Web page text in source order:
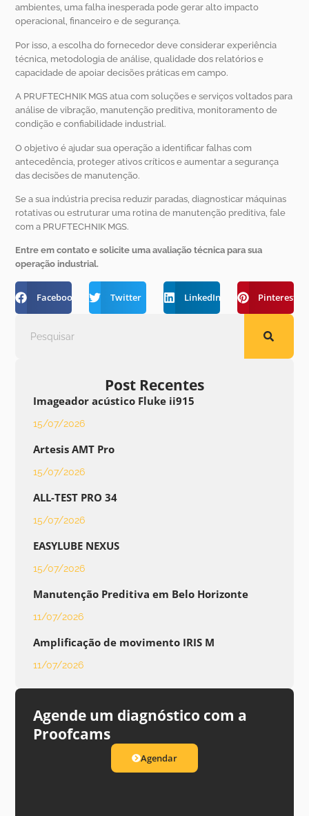
ambientes, uma falha inesperada pode gerar alto impacto
operacional, financeiro e de segurança.
Por isso, a escolha do fornecedor deve considerar experiência
técnica, metodologia de análise, qualidade dos relatórios e
capacidade de apoiar decisões práticas em campo.
A PRUFTECHNIK MGS atua com soluções e serviços voltados para
análise de vibração, manutenção preditiva, monitoramento de
condição e confiabilidade industrial.
O objetivo é ajudar sua operação a identificar falhas com
antecedência, proteger ativos críticos e aumentar a segurança
das decisões de manutenção.
Se a sua indústria precisa reduzir paradas, diagnosticar máquinas
rotativas ou estruturar uma rotina de manutenção preditiva, fale
com a PRUFTECHNIK MGS.
Entre em contato e solicite uma avaliação técnica para sua
operação industrial.
Facebook Twitter LinkedIn Pinterest
Post Recentes
Imageador acústico Fluke ii915
15/07/2026
Artesis AMT Pro
15/07/2026
ALL-TEST PRO 34
15/07/2026
EASYLUBE NEXUS
15/07/2026
Manutenção Preditiva em Belo Horizonte
11/07/2026
Amplificação de movimento IRIS M
11/07/2026
Agende um diagnóstico com a
Proofcams
Agendar